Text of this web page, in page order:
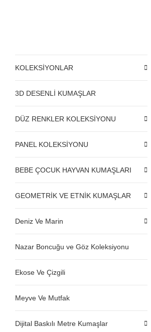
KOLEKSİYONLAR
3D DESENLİ KUMAŞLAR
DÜZ RENKLER KOLEKSİYONU
PANEL KOLEKSİYONU
BEBE ÇOCUK HAYVAN KUMAŞLARI
GEOMETRİK VE ETNİK KUMAŞLAR
Deniz Ve Marin
Nazar Boncuğu ve Göz Koleksiyonu
Ekose Ve Çizgili
Meyve Ve Mutfak
Dijital Baskılı Metre Kumaşlar